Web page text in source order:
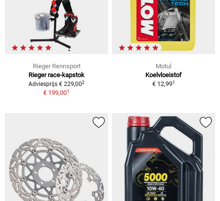
Rieger Rennsport
Rieger race-kapstok
Adviesprijs € 229,002
€ 199,001
Motul
Koelvloeistof
€ 12,991